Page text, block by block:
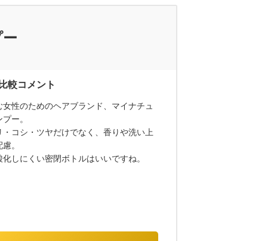
女性のためのヘアブランド、マイナチュ
ー。
・コシ・ツヤだけでなく、香りや洗い上
。
化しにくい密閉ボトルはいいですね。